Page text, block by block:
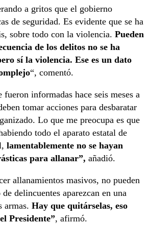
a gritos que el gobierno
de seguridad. Es evidente que se ha
sobre todo con la violencia. Pueden
de los delitos no se ha
sí la violencia. Ese es un dato
“, comentó.
fueron informadas hace seis meses a
tomar acciones para desbaratar
Lo que me preocupa es que
todo el aparato estatal de
lamentablemente no se hayan
para allanar”, añadió.
allanamientos masivos, no pueden
delincuentes aparezcan en una
armas. Hay que quitárselas, eso
Presidente”, afirmó.